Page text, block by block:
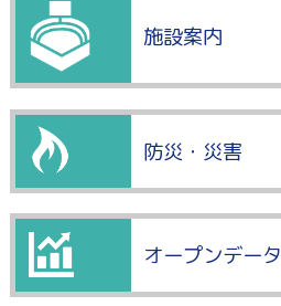
施設案内
防災・災害
オープンデータ